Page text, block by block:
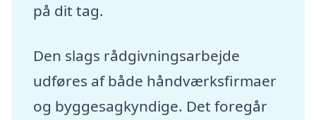
på dit tag.
Den slags rådgivningsarbejde
udføres af både håndværksfirmaer
og byggesagkyndige. Det foregår